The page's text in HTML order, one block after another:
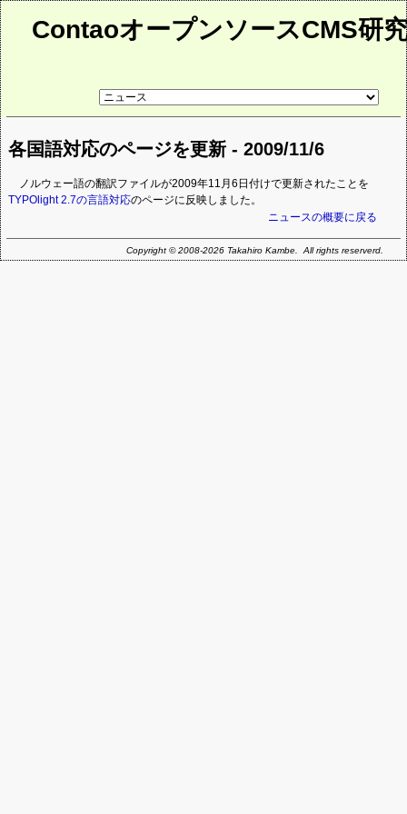
ContaoオープンソースCMS研
リ
ペ
ー
各国語対応のページを更新 - 2009/11/6
ノルウェー語の翻訳ファイルが2009年11月6日付けで更新されたことを
TYPOlight 2.7の言語対応のページに反映しました。
ニュースの概要に戻る
Copyright © 2008-2026 Takahiro Kambe. All rights reserverd.